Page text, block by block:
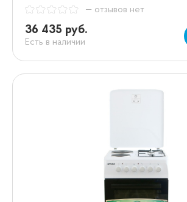
— отзывов нет
36 435 руб.
Есть в наличии